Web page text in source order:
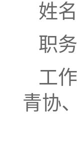
姓
职
工
青协